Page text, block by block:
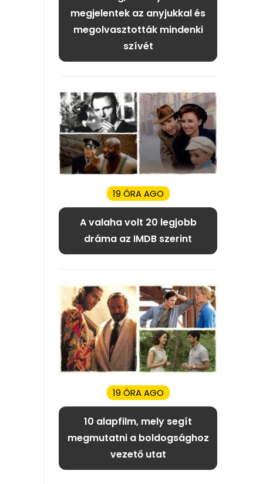
megjelentek az anyjukkal és
megolvasztották mindenki
szívét
19 ÓRA AGO
A valaha volt 20 legjobb
dráma az IMDB szerint
19 ÓRA AGO
10 alapfilm, mely segít
megmutatni a boldogsághoz
vezető utat